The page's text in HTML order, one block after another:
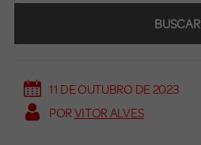
BUSCAR
11 DE OUTUBRO DE 2023
PORVITOR ALVES